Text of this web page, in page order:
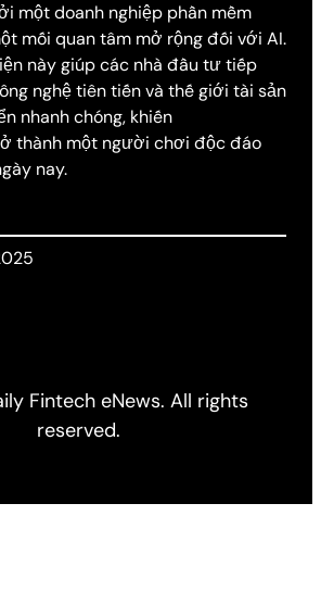
một doanh nghiệp phần mềm
mối quan tâm mở rộng đối với AI.
này giúp các nhà đầu tư tiếp
nghệ tiên tiến và thế giới tài sản
nhanh chóng, khiến
thành một người chơi độc đáo
nay.
Fintech eNews. All rights
reserved.